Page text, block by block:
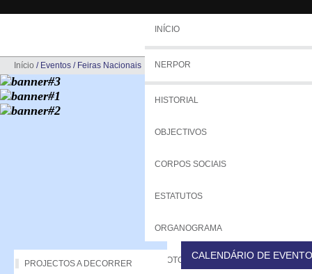
INÍCIO
NERPOR
HISTORIAL
OBJECTIVOS
CORPOS SOCIAIS
ESTATUTOS
ORGANOGRAMA
PROTOCOLOS
Início / Eventos / Feiras Nacionais
PROJECTOS A DECORRER
CALENDÁRIO DE